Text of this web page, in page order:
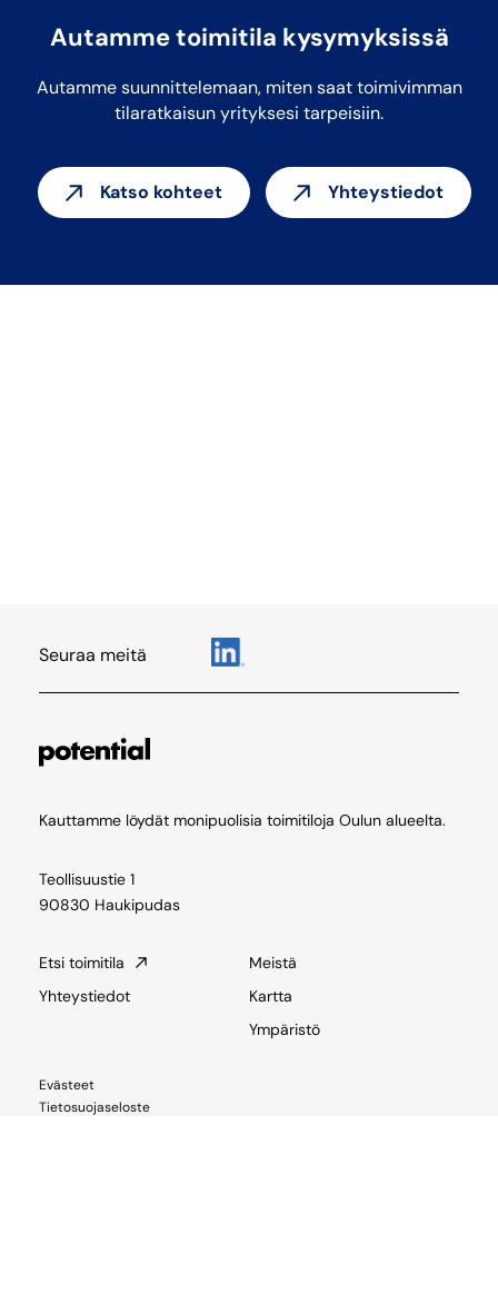
Autamme toimitila kysymyksissä
Autamme suunnittelemaan, miten saat toimivimman
tilaratkaisun yrityksesi tarpeisiin.
Katso kohteet Yhteystiedot
Seuraa meitä
Kauttamme löydät monipuolisia toimitiloja Oulun alueelta.
Teollisuustie 1
90830 Haukipudas
Etsi toimitila
Yhteystiedot
Meistä
Kartta
Ympäristö
Evästeet
Tietosuojaseloste